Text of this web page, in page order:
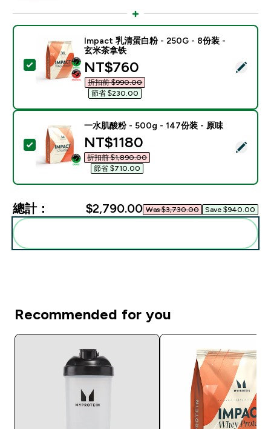
選取此商品 - Impact 乳清蛋白粉 - 250G - 8份装 - 玄
Impact 乳清蛋白粉 - 250G - 8份装 -
玄米茶拿铁
discounted price
NT$760‎
折扣前 $990.00‎
節省 $230.00‎
選取此商品 - 一水肌酸粉 - 500g - 147份装 - 原味
一水肌酸粉 - 500g - 147份装 - 原味
discounted price
NT$1180‎
折扣前 $1,890.00‎
節省 $710.00‎
總計： $2,790.00‎ Was $3,730.00‎ Save $940.00‎
Recommended for you